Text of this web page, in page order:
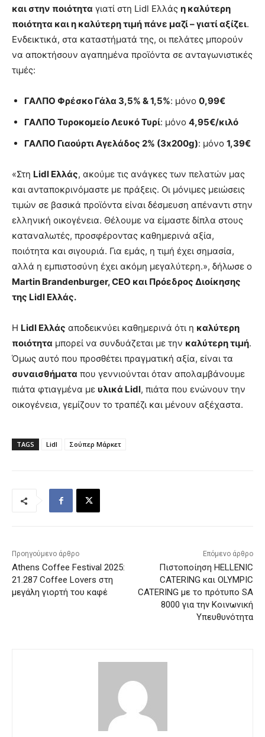
και στην ποιότητα γιατί στη Lidl Ελλάς η καλύτερη
ποιότητα και η καλύτερη τιμή πάνε μαζί – γιατί αξίζει.
Ενδεικτικά, στα καταστήματά της, οι πελάτες μπορούν
να αποκτήσουν αγαπημένα προϊόντα σε ανταγωνιστικές
τιμές:
ΓΑΛΠΟ Φρέσκο Γάλα 3,5% & 1,5%: μόνο 0,99€
ΓΑΛΠΟ Τυροκομείο Λευκό Τυρί: μόνο 4,95€/κιλό
ΓΑΛΠΟ Γιαούρτι Αγελάδος 2% (3x200g): μόνο 1,39€
«Στη Lidl Ελλάς, ακούμε τις ανάγκες των πελατών μας
και ανταποκρινόμαστε με πράξεις. Οι μόνιμες μειώσεις
τιμών σε βασικά προϊόντα είναι δέσμευση απέναντι στην
ελληνική οικογένεια. Θέλουμε να είμαστε δίπλα στους
καταναλωτές, προσφέροντας καθημερινά αξία,
ποιότητα και σιγουριά. Για εμάς, η τιμή έχει σημασία,
αλλά η εμπιστοσύνη έχει ακόμη μεγαλύτερη.», δήλωσε ο
Martin Brandenburger,CEO και Πρόεδρος Διοίκησης
της Lidl Ελλάς.
Η Lidl Ελλάς αποδεικνύει καθημερινά ότι η καλύτερη
ποιότητα μπορεί να συνδυάζεται με την καλύτερη τιμή.
Όμως αυτό που προσθέτει πραγματική αξία, είναι τα
συναισθήματα που γεννιούνται όταν απολαμβάνουμε
πιάτα φτιαγμένα με υλικά Lidl, πιάτα που ενώνουν την
οικογένεια, γεμίζουν το τραπέζι και μένουν αξέχαστα.
TAGS Lidl Σούπερ Μάρκετ
Προηγούμενο άρθρο
Athens Coffee Festival 2025:
21.287 Coffee Lovers στη
μεγάλη γιορτή του καφέ
Επόμενο άρθρο
Πιστοποίηση HELLENIC
CATERING και OLYMPIC
CATERING με το πρότυπο SA
8000 για την Κοινωνική
Υπευθυνότητα